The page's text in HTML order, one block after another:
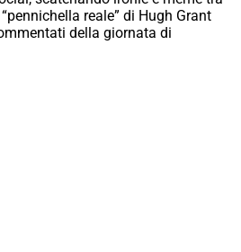
reale” di Hugh Grant
della giornata di